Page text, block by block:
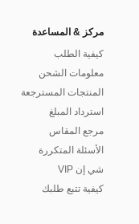
مركز & المساعدة
كيفية الطلب
معلومات الشحن
المنتجات المسترجعة
استرداد المبلغ
مرجع المقاس
الأسئلة المتكررة
شي إن VIP
كيفية تتبع طلبك